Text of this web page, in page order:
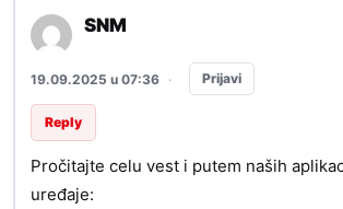
SNM
19.09.2025 u 07:36 · Prijavi
Reply
Pročitajte celu vest i putem naših
uređaje: